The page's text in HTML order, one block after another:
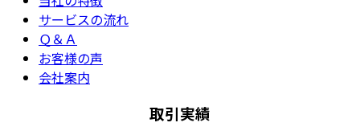
サービスの流れ
Ｑ＆Ａ
お客様の声
会社案内
取引実績